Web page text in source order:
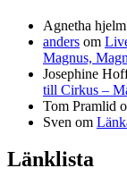
Agnetha hjelm
anders om
Magnus,
Josephine
till Cirkus –
Tom Pramlid
Sven om
Länklista